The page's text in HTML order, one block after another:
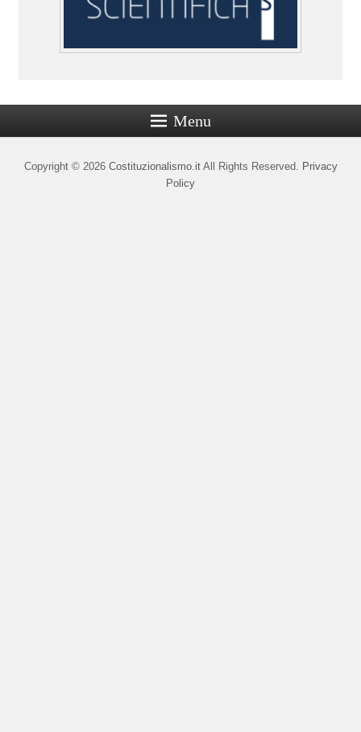
Menu
Copyright © 2026 Costituzionalismo.itAll Rights Reserved.
Privacy
Policy